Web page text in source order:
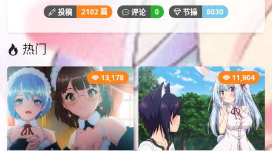
投稿 2102 篇 评论 0 节操 8030
热门
13,178 11,904